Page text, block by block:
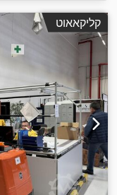
קליקאאוט